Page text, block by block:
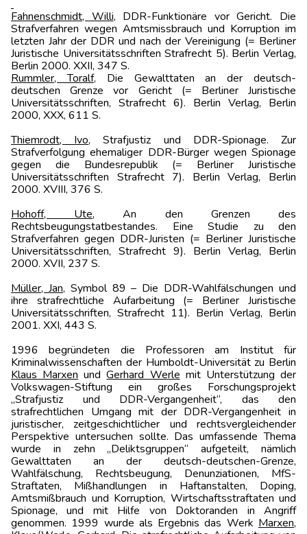
Fahnenschmidt, Willi, DDR-Funktionäre vor Gericht. Die
Strafverfahren wegen Amtsmissbrauch und Korruption im
letzten Jahr der DDR und nach der Vereinigung (= Berliner
Juristische Universitätsschriften Strafrecht 5). Berlin Verlag,
Berlin 2000. XXII, 347 S.
Rummler, Toralf, Die Gewalttaten an der deutsch-
deutschen Grenze vor Gericht (= Berliner Juristische
Universitätsschriften, Strafrecht 6). Berlin Verlag, Berlin
2000, XXX, 611 S.
Thiemrodt, Ivo, Strafjustiz und DDR-Spionage. Zur
Strafverfolgung ehemaliger DDR-Bürger wegen Spionage
gegen die Bundesrepublik (= Berliner Juristische
Universitätsschriften Strafrecht 7). Berlin Verlag, Berlin
2000. XVIII, 376 S.
Hohoff, Ute, An den Grenzen des
Rechtsbeugungstatbestandes. Eine Studie zu den
Strafverfahren gegen DDR-Juristen (= Berliner Juristische
Universitätsschriften, Strafrecht 9). Berlin Verlag, Berlin
2000. XVII, 237 S.
Müller, Jan, Symbol 89 – Die DDR-Wahlfälschungen und
ihre strafrechtliche Aufarbeitung (= Berliner Juristische
Universitätsschriften, Strafrecht 11). Berlin Verlag, Berlin
2001. XXI, 443 S.
1996 begründeten die Professoren am Institut für
Kriminalwissenschaften der Humboldt-Universität zu Berlin
Klaus Marxen undGerhard Werle mit Unterstützung der
Volkswagen-Stiftung ein großes Forschungsprojekt
„Strafjustiz und DDR-Vergangenheit“, das den
strafrechtlichen Umgang mit der DDR-Vergangenheit in
juristischer, zeitgeschichtlicher und rechtsvergleichender
Perspektive untersuchen sollte. Das umfassende Thema
wurde in zehn „Deliktsgruppen“ aufgeteilt, nämlich
Gewalttaten an der deutsch-deutschen-Grenze,
Wahlfälschung, Rechtsbeugung, Denunziationen, MfS-
Straftaten, Mißhandlungen in Haftanstalten, Doping,
Amtsmißbrauch und Korruption, Wirtschaftsstraftaten und
Spionage, und mit Hilfe von Doktoranden in Angriff
genommen. 1999 wurde als Ergebnis das Werk Marxen,